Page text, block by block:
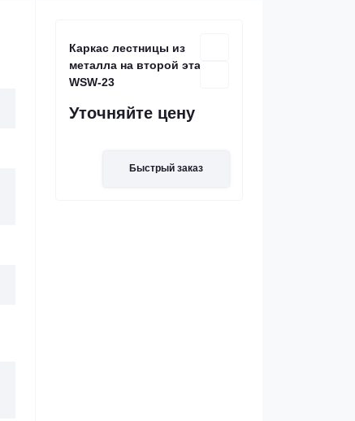
Каркас лестницы из
металла на второй этаж
WSW-23
Уточняйте цену
Быстрый заказ